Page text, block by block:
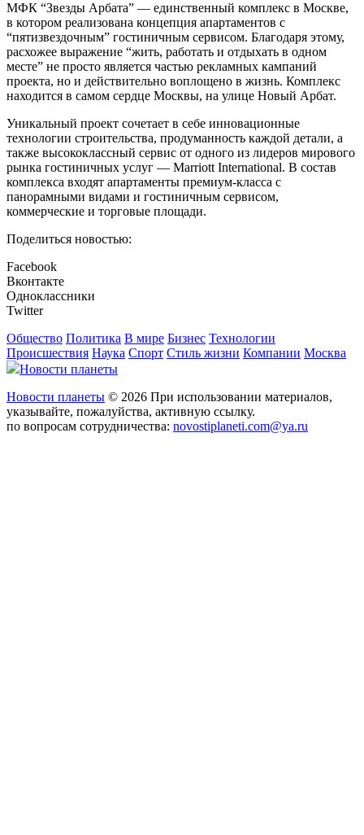
МФК “Звезды Арбата” — единственный комплекс в Москве,
в котором реализована концепция апартаментов с
“пятизвездочным” гостиничным сервисом. Благодаря этому,
расхожее выражение “жить, работать и отдыхать в одном
месте” не просто является частью рекламных кампаний
проекта, но и действительно воплощено в жизнь. Комплекс
находится в самом сердце Москвы, на улице Новый Арбат.
Уникальный проект сочетает в себе инновационные
технологии строительства, продуманность каждой детали, а
также высококлассный сервис от одного из лидеров мирового
рынка гостиничных услуг — Marriott International. В состав
комплекса входят апартаменты премиум-класса с
панорамными видами и гостиничным сервисом,
коммерческие и торговые площади.
Поделиться новостью:
Facebook
Вконтакте
Одноклассники
Twitter
Общество Политика В мире Бизнес Технологии
Происшествия Наука Спорт Стиль жизни Компании Москва
Новости планеты
Новости планеты © 2026 При использовании материалов,
указывайте, пожалуйства, активную ссылку.
по вопросам сотрудничества: novostiplaneti.com@ya.ru